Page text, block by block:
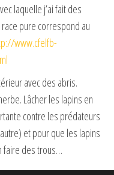
laquelle j’ai fait des
pure correspond au
www.cfelfb-
avec des abris.
Lâcher les lapins en
contre les prédateurs
et pour que les lapins
faire des trous…